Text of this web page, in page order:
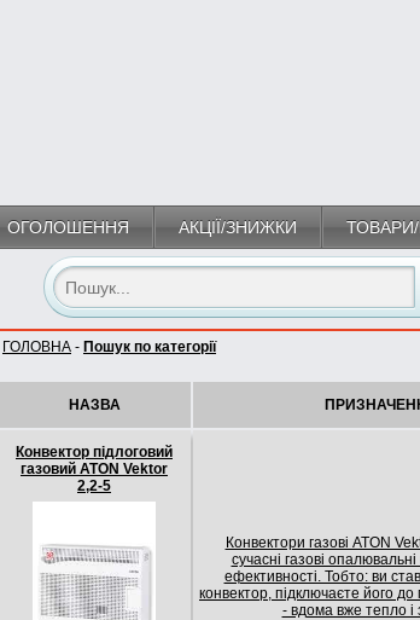
ОГОЛОШЕННЯ АКЦІЇ/ЗНИЖКИ
ГОЛОВНА - Пошук по категорії
НАЗВА
Конвектор підлоговий
газовий ATON Vektor
2,2-5
Конвектори газові ATON
сучасні газові
ефективності. Тобто: ви
конвектор, підключаєте його до
- вдома вже тепло